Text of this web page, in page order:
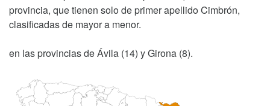
provincia, que tienen solo de primer apellido Cimbrón,
clasificadas de mayor a menor.
en las provincias de Ávila (14) y Girona (8).